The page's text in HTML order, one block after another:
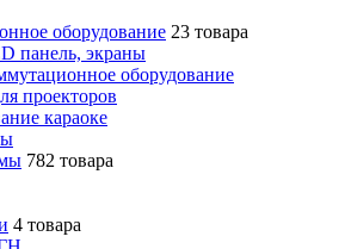
оборудование 23 товара
панель, экраны
оборудование
проекторов
караоке
782 товара
4 товара